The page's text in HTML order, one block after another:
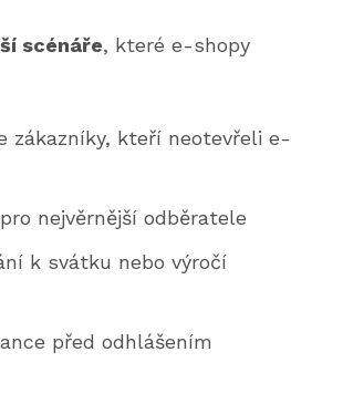
scénáře, které e-shopy
zákazníky, kteří neotevřeli e-
nejvěrnější odběratele
k svátku nebo výročí
před odhlášením